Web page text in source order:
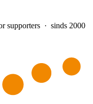
supporters · sinds 2000